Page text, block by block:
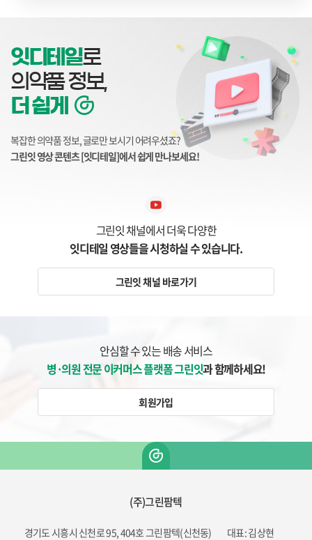
잇디테일로
의약품 정보,
더 쉽게
복잡한 의약품 정보, 글로만 보시기 어려우셨죠?
그린잇 영상 콘텐츠 [잇디테일]에서 쉽게 만나보세요!
그린잇 채널에서 더욱 다양한
잇디테일 영상들을 시청하실 수 있습니다.
그린잇 채널 바로가기
안심할 수 있는 배송 서비스
병·의원 전문 이커머스 플랫폼 그린잇과 함께하세요!
회원가입
(주)그린팜텍
경기도 시흥시 신천로 95, 404호 그린팜텍(신천동) 대표: 김상현